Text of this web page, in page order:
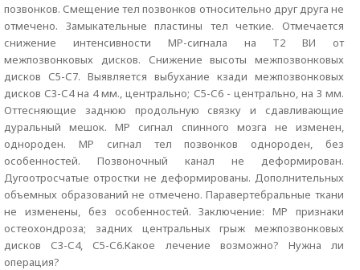
позвонков. Смещение тел позвонков относительно друг друга не
отмечено. Замыкательные пластины тел четкие. Отмечается
снижение интенсивности МР-сигнала на Т2 ВИ от
межпозвонковых дисков. Снижение высоты межпозвонковых
дисков С5-С7. Выявляется выбухание кзади межпозвонковых
дисков С3-С4 на 4 мм., центрально; С5-С6 - центрально, на 3 мм.
Оттесняющие заднюю продольную связку и сдавливающие
дуральный мешок. МР сигнал спинного мозга не изменен,
однороден. МР сигнал тел позвонков однороден, без
особенностей. Позвоночный канал не деформирован.
Дугоотросчатые отростки не деформированы. Дополнительных
объемных образований не отмечено. Паравертебральные ткани
не изменены, без особенностей. Заключение: МР признаки
остеохондроза; задних центральных грыж межпозвонковых
дисков С3-С4, С5-С6.Какое лечение возможно? Нужна ли
операция?